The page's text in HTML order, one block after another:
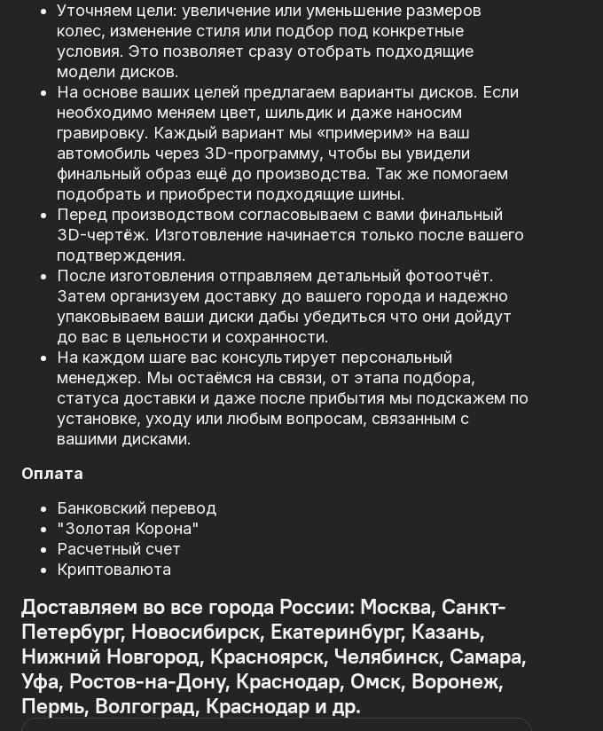
Уточняем цели: увеличение или уменьшение размеров
колес, изменение стиля или подбор под конкретные
условия. Это позволяет сразу отобрать подходящие
модели дисков.
На основе ваших целей предлагаем варианты дисков. Если
необходимо меняем цвет, шильдик и даже наносим
гравировку. Каждый вариант мы «примерим» на ваш
автомобиль через 3D-программу, чтобы вы увидели
финальный образ ещё до производства. Так же помогаем
подобрать и приобрести подходящие шины.
Перед производством согласовываем с вами финальный
3D-чертёж. Изготовление начинается только после вашего
подтверждения.
После изготовления отправляем детальный фотоотчёт.
Затем организуем доставку до вашего города и надежно
упаковываем ваши диски дабы убедиться что они дойдут
до вас в цельности и сохранности.
На каждом шаге вас консультирует персональный
менеджер. Мы остаёмся на связи, от этапа подбора,
статуса доставки и даже после прибытия мы подскажем по
установке, уходу или любым вопросам, связанным с
вашими дисками.
Оплата
Банковский перевод
"Золотая Корона"
Расчетный счет
Криптовалюта
Доставляем во все города России: Москва, Санкт-
Петербург, Новосибирск, Екатеринбург, Казань,
Нижний Новгород, Красноярск, Челябинск, Самара,
Уфа, Ростов-на-Дону, Краснодар, Омск, Воронеж,
Пермь, Волгоград, Краснодар и др.